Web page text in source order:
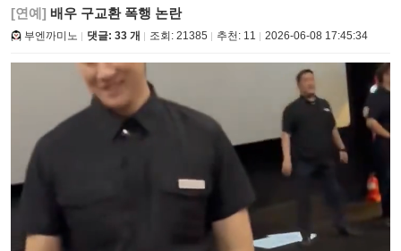
[연예] 배우 구교환 폭행 논란
부엔까미노 댓글: 33 개 조회: 21385 추천: 11 2026-06-08 17:45:34